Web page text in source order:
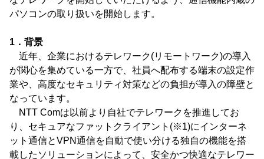
パソコンの取り扱いを開始します。
1．背景
近年、企業におけるテレワーク(リモートワーク)の導入
が関心を集めている一方で、社員へ配布する端末の設定作
業や、高度なセキュリティ対策などの負担が導入の障壁と
なっています。
NTT Comは以前より自社でテレワークを推進してお
り、セキュアなファットクライアント(※1)にインターネ
ット通信とVPN通信を自動で使い分ける独自の機能を搭
載したソリューションによって、安全かつ快適なテレワー